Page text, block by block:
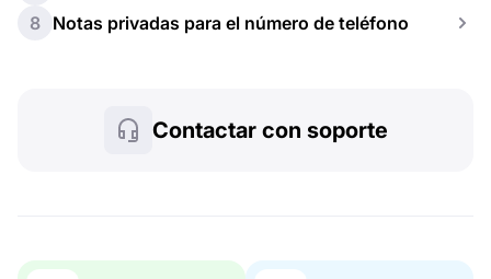
8 Notas privadas para el número de teléfono
Contactar con soporte